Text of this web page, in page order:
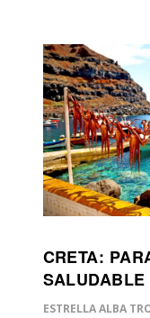
CRETA:
SALUDABLE
ESTRELLA ALBA